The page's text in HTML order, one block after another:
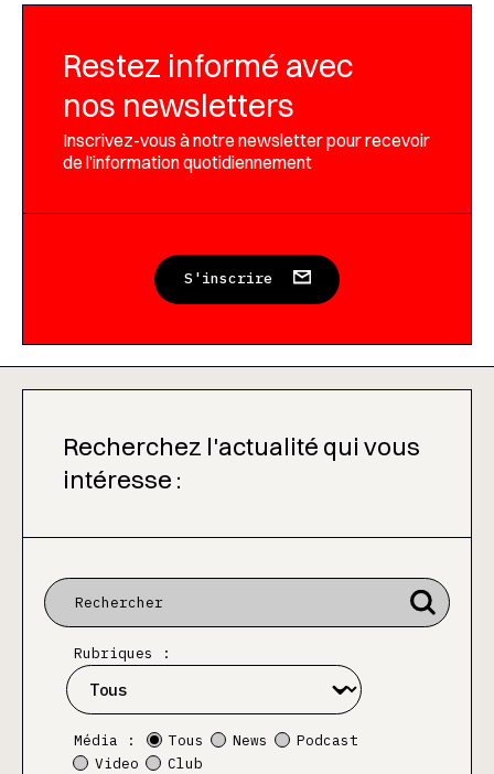
Restez informé avec
nos newsletters
Inscrivez-vous à notre newsletter pour recevoir
de l’information quotidiennement
S'inscrire
Recherchez l'actualité qui vous
intéresse :
Rubriques :
Média : Tous News
Podcast
Video
Club